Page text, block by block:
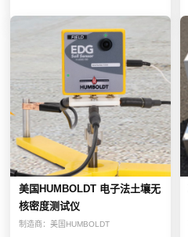
美国HUMBOLDT 电子法土壤无
核密度测试仪
制造商： 美国HUMBOLDT